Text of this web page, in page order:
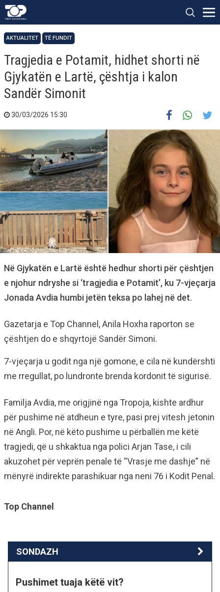
AKTUALITET TË FUNDIT
Tragjedia e Potamit, hidhet shorti në
Gjykatën e Lartë, çështja i kalon
Sandër Simonit
30/03/2026 15:30
Në Gjykatën e Lartë është hedhur shorti për çështjen
e njohur ndryshe si ‘tragjedia e Potamit’, ku 7-vjeçarja
Jonada Avdia humbi jetën teksa po lahej në det.
Gazetarja e Top Channel, Anila Hoxha raporton se
çështjen do e shqyrtojë Sandër Simoni.
7-vjeçarja u godit nga një gomone, e cila në kundërshti
me rregullat, po lundronte brenda kordonit të sigurisë.
Familja Avdia, me origjinë nga Tropoja, kishte ardhur
për pushime në atdheun e tyre, pasi prej vitesh jetonin
në Angli. Por, në këto pushime u përballën me këtë
tragjedi, që u shkaktua nga polici Arjan Tase, i cili
akuzohet për veprën penale të “Vrasje me dashje” në
mënyrë indirekte parashikuar nga neni 76 i Kodit Penal.
Top Channel
SONDAZH
Pushimet tuaja këtë vit?